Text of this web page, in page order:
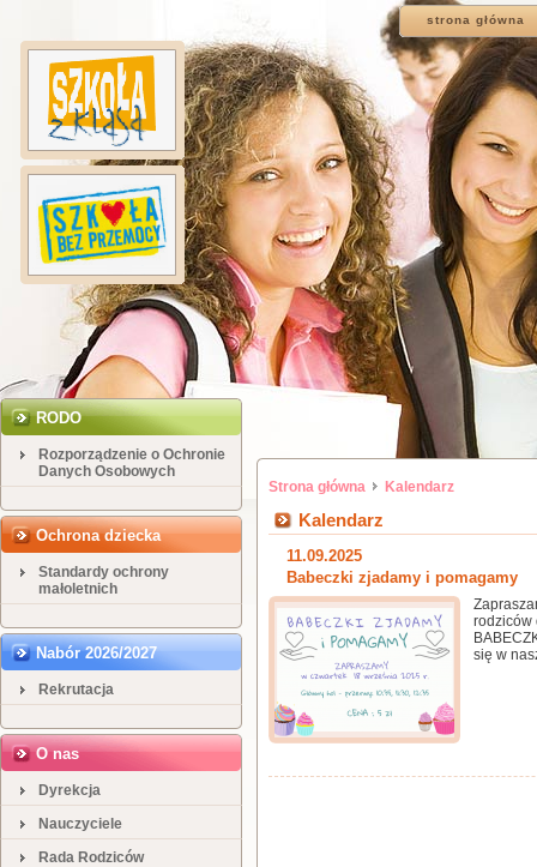
strona główna
RODO
Rozporządzenie o Ochronie
Danych Osobowych
Ochrona dziecka
Standardy ochrony
małoletnich
Nabór 2026/2027
Rekrutacja
O nas
Dyrekcja
Nauczyciele
Rada Rodziców
Strona główna Kalendarz
Kalendarz
11.09.2025
Babeczki zjadamy i pomagamy
rodziców
się w